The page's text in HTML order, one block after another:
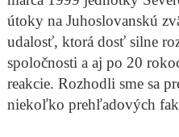
útoky na Juhoslovanskú
udalosť, ktorá dosť silne
spoločnosti a aj po 20
reakcie. Rozhodli sme sa
niekoľko prehľadových